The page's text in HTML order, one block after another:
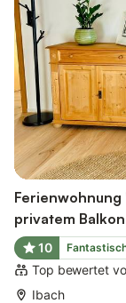
privatem
10
Top bewertet
Ibach